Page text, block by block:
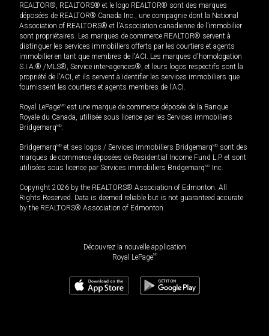
REALTOR®, REALTORS® et le logo REALTOR® sont des marques
déposées de REALTOR® Canada Inc., une compagnie dont la National
Association of REALTORS® et l'Association canadienne de l’immobilier
sont propriétaires. Les marques de commerce REALTOR® servent à
distinguer les services immobiliers offerts par les courtiers et agents
immobilier en tant que membres de l'ACI. Les marques d'homologation
S.I.A.® /MLS®, Service inter-agences®, et leurs logos respectifs sont la
propriété de l'ACI, et ils servent à identifier les services immobiliers que
fournissent les courtiers et agents membres de l'ACI.
Royal LePageMD est une marque de commerce déposée de la Banque
Royale du Canada, utilisée sous licence par les Services immobiliers
BridgemarqMD.
BridgemarqMD et ses logos / Services immobiliers BridgemarqMD sont des
marques de commerce déposées de Residential Income Fund L.P. et sont
utilisées sous licence par Services immobiliers BridgemarqMD Inc.
Copyright 2026 by the REALTORS® Association of Edmonton. All
Rights Reserved. Data is deemed reliable but is not guaranteed accurate
by the REALTORS® Association of Edmonton.
Découvrez la nouvelle application
Royal LePageMD